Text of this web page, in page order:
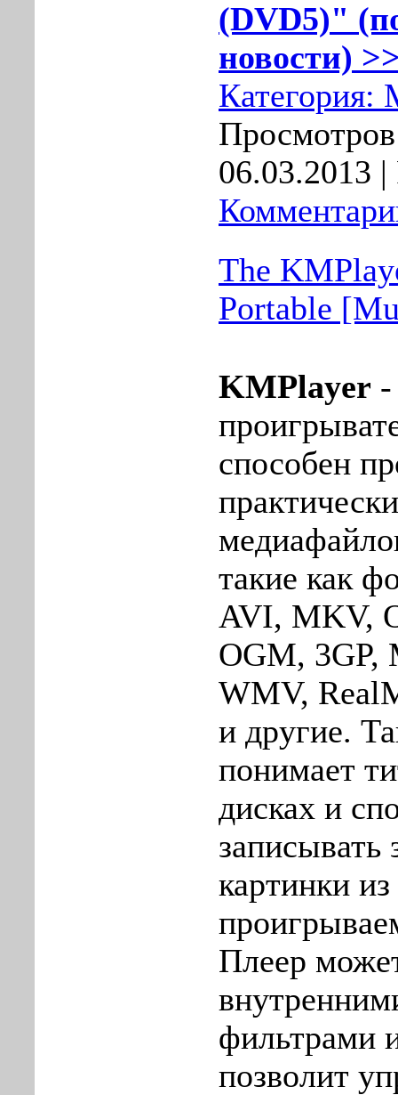
(DVD5)"
новости)
Категория:
06.03.2013 |
The
Portable
KMPlayer -
способен
такие как
AVI, MKV,
OGM, 3GP,
WMV,
и другие.
понимает
дисках и
записывать
картинки
Плеер
фильтрами
позволит